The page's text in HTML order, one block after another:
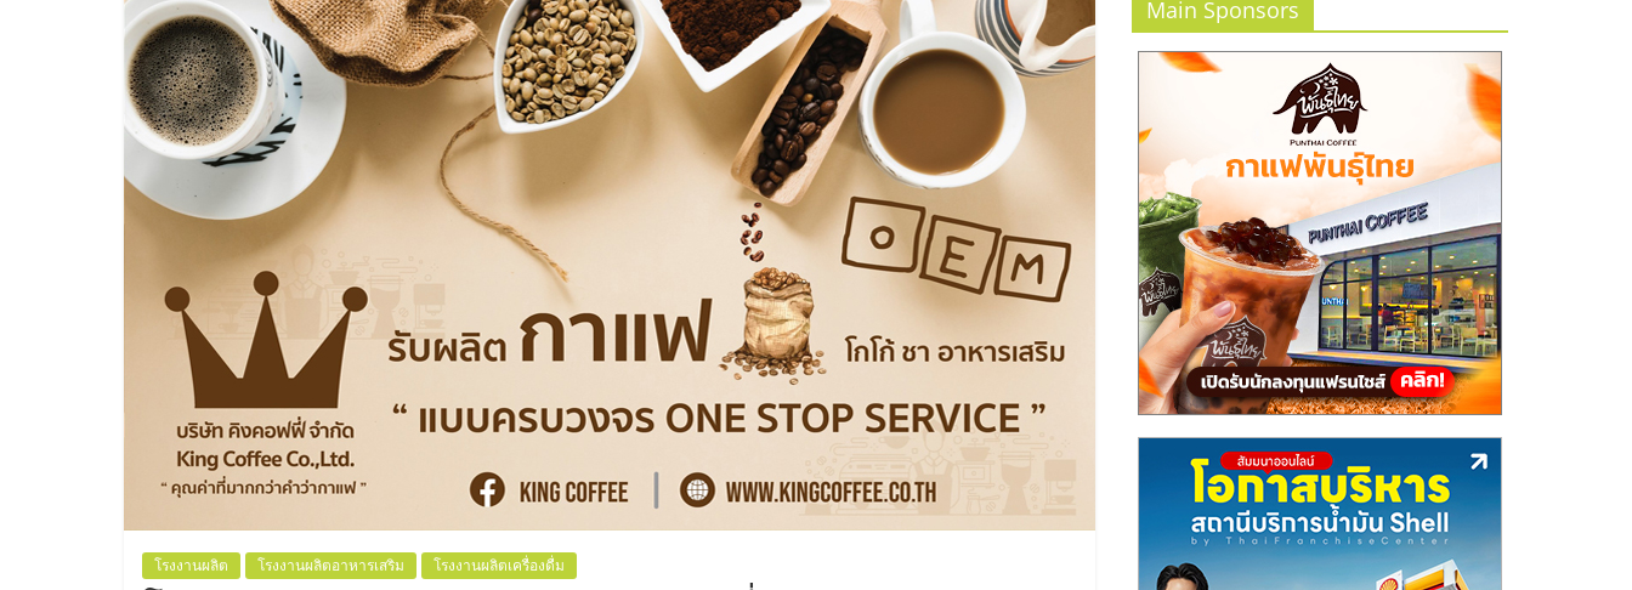
ธุรกิจ
SME
แห่ง
ประเทศไทย,
ThaiSMEsCenter,
รวม
ธุรกิจ
เอ
โรงงานผลิต โรงงานผลิตอาหารเสริม โรงงานผลิตเครื่องดื่ม
Main Sponsors